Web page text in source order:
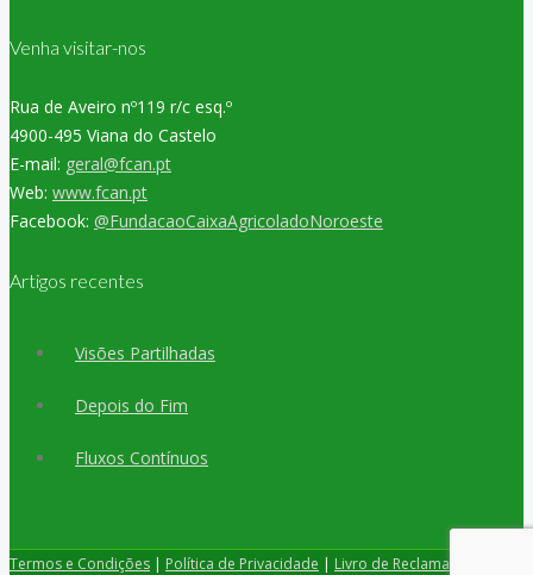
Venha visitar-nos
Rua de Aveiro nº119 r/c esq.º
4900-495 Viana do Castelo
E-mail: geral@fcan.pt
Web: www.fcan.pt
Facebook: @FundacaoCaixaAgricoladoNoroeste
Artigos recentes
Visões Partilhadas
Depois do Fim
Fluxos Contínuos
Termos e Condições | Política de Privacidade | Livro de Reclamações